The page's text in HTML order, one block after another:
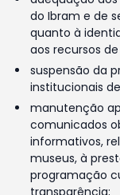
do Ibram e de
quanto à
aos recursos
suspensão da
institucionais
manutenção
comunicados
informativos,
museus, à
programação